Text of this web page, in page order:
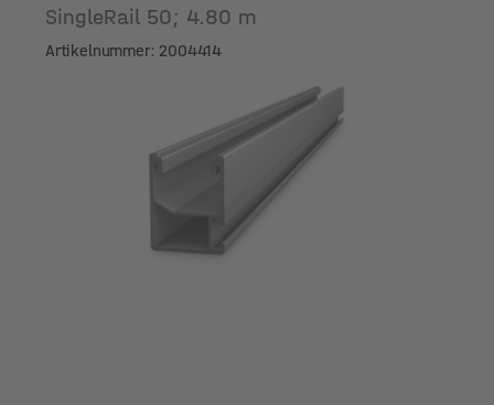
SingleRail 50; 4.80 m
Artikelnummer: 2004414